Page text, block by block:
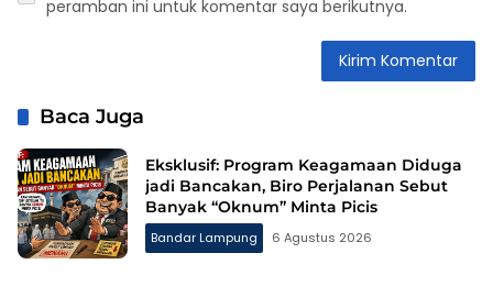
peramban ini untuk komentar saya berikutnya.
Baca Juga
Eksklusif: Program Keagamaan Diduga
jadi Bancakan, Biro Perjalanan Sebut
Banyak “Oknum” Minta Picis
Bandar Lampung 6 Agustus 2026